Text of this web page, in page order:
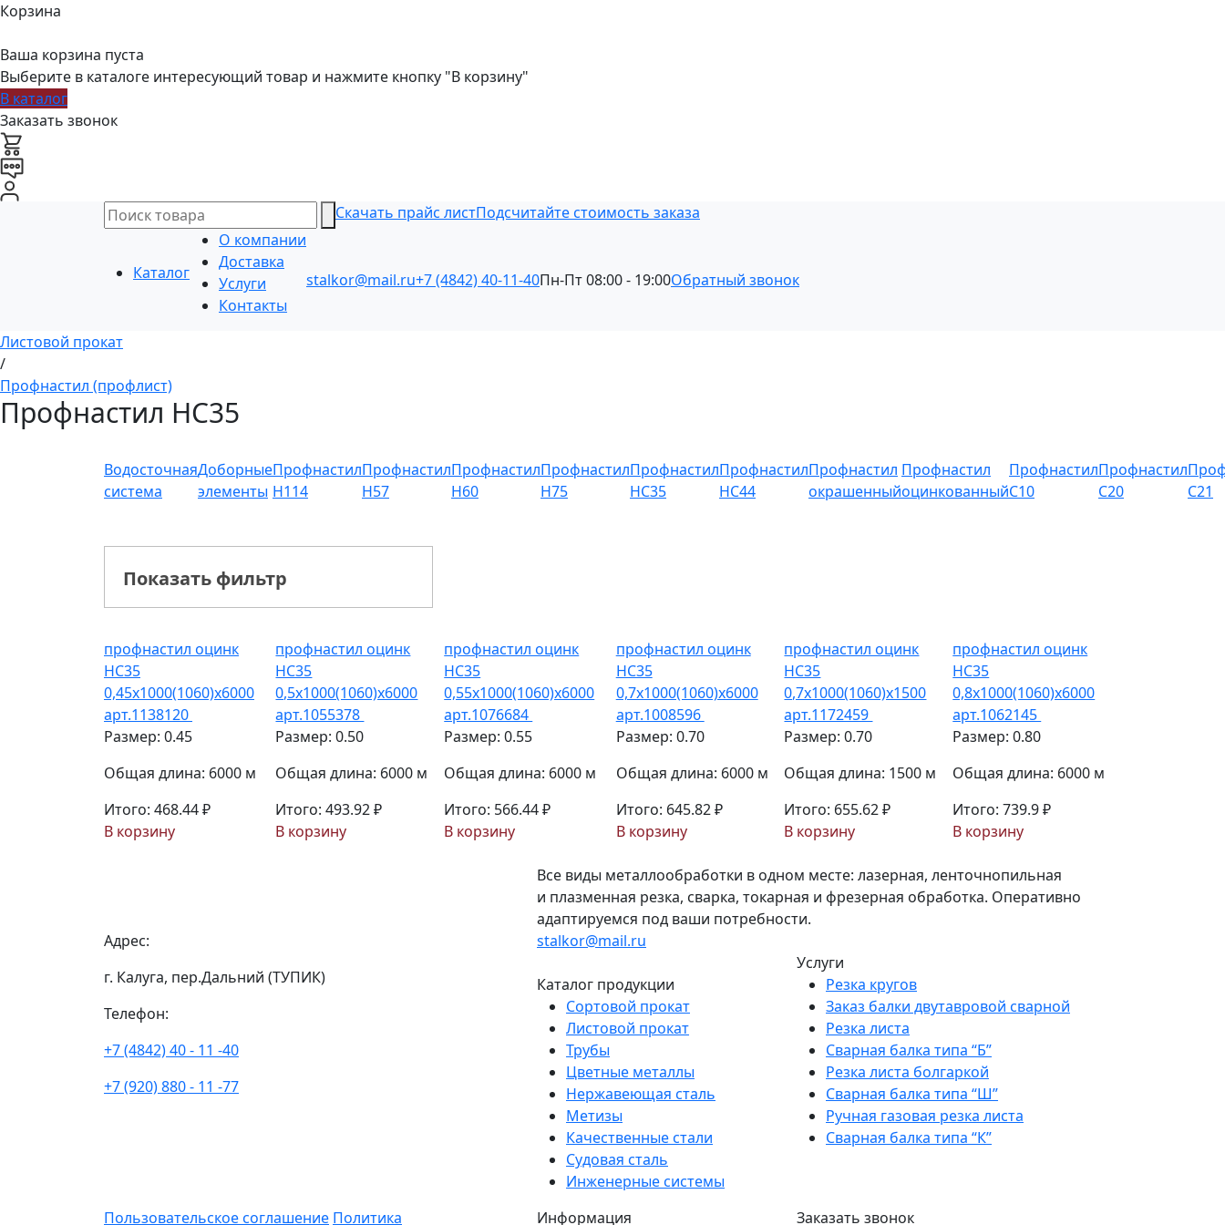
Корзина
Ваша корзина пуста
Выберите в каталоге интересующий товар и нажмите кнопку "В корзину"
В каталог
Заказать звонок
Скачать прайс листПодсчитайте стоимость заказа
Каталог
О компании
Доставка
Услуги
Контакты
stalkor@mail.ru+7 (4842) 40-11-40Пн-Пт 08:00 - 19:00Обратный звонок
Листовой прокат
/
Профнастил (профлист)
Профнастил НС35
Водосточная
система
Доборные
элементы
Профнастил
Н114
Профнастил
Н57
Профнастил
Н60
Профнастил
Н75
Профнастил
НС35
Профнастил
НС44
Профнастил
окрашенный
Профнастил
оцинкованный
Профнастил
С10
Профнастил
С20
С21
Показать фильтр
профнастил оцинк
НС35
0,45х1000(1060)х6000
арт.1138120
Размер: 0.45
Общая длина: 6000 м
Итого: 468.44 ₽
В корзину
профнастил оцинк
НС35
0,5х1000(1060)х6000
арт.1055378
Размер: 0.50
Общая длина: 6000 м
Итого: 493.92 ₽
В корзину
профнастил оцинк
НС35
0,55х1000(1060)х6000
арт.1076684
Размер: 0.55
Общая длина: 6000 м
Итого: 566.44 ₽
В корзину
профнастил оцинк
НС35
0,7х1000(1060)х6000
арт.1008596
Размер: 0.70
Общая длина: 6000 м
Итого: 645.82 ₽
В корзину
профнастил оцинк
НС35
0,7х1000(1060)х1500
арт.1172459
Размер: 0.70
Общая длина: 1500 м
Итого: 655.62 ₽
В корзину
профнастил оцинк
НС35
0,8х1000(1060)х6000
арт.1062145
Размер: 0.80
Общая длина: 6000 м
Итого: 739.9 ₽
В корзину
Все виды металлообработки в одном месте: лазерная, ленточнопильная
и плазменная резка, сварка, токарная и фрезерная обработка. Оперативно
адаптируемся под ваши потребности.
Адрес:
г. Калуга, пер.Дальний (ТУПИК)
Телефон:
+7 (4842) 40 - 11 -40
+7 (920) 880 - 11 -77
stalkor@mail.ru
Каталог продукции
Сортовой прокат
Листовой прокат
Трубы
Цветные металлы
Нержавеющая сталь
Метизы
Качественные стали
Судовая сталь
Инженерные системы
Услуги
Резка кругов
Заказ балки двутавровой сварной
Резка листа
Сварная балка типа “Б”
Резка листа болгаркой
Сварная балка типа “Ш”
Ручная газовая резка листа
Сварная балка типа “К”
Пользовательское соглашение Политика Информация Заказать звонок